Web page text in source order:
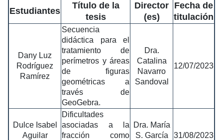
Estudiantes
Título de la
tesis
Director
(es)
Fecha de
titulación
Dany Luz
Rodríguez
Ramírez
Secuencia
didáctica para el
tratamiento de
perímetros y áreas
de figuras
geométricas a
través de
GeoGebra.
Dra.
Catalina
Navarro
Sandoval
12/07/2023
Dulce Isabel
Aguilar
Dificultades
asociadas a la
fracción como
Dra. María
S. García
31/08/2023